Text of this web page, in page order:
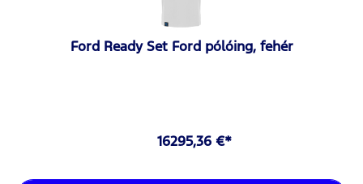
Ford Ready Set Ford pólóing, fehér
16295,36 €*